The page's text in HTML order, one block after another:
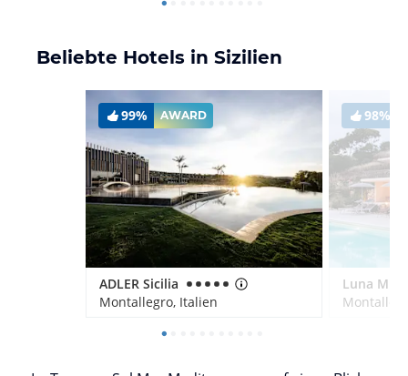
Beliebte Hotels in Sizilien
99% AWARD
ADLER Sicilia
Montallegro, Italien
98%